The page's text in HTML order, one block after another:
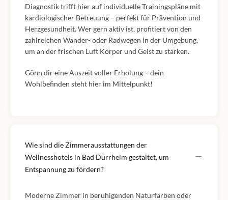
Diagnostik trifft hier auf individuelle Trainingspläne mit
kardiologischer Betreuung – perfekt für Prävention und
Herzgesundheit. Wer gern aktiv ist, profitiert von den
zahlreichen Wander- oder Radwegen in der Umgebung,
um an der frischen Luft Körper und Geist zu stärken.
Gönn dir eine Auszeit voller Erholung – dein
Wohlbefinden steht hier im Mittelpunkt!
Wie sind die Zimmerausstattungen der
Wellnesshotels in Bad Dürrheim gestaltet, um
Entspannung zu fördern?
Moderne Zimmer in beruhigenden Naturfarben oder